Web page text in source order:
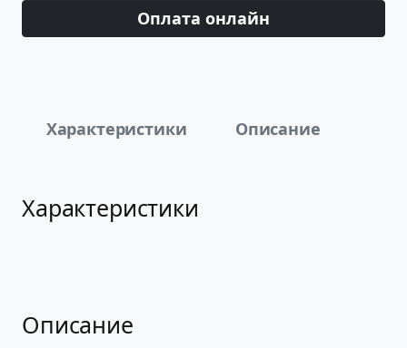
Оплата онлайн
Характеристики Описание
Характеристики
Описание